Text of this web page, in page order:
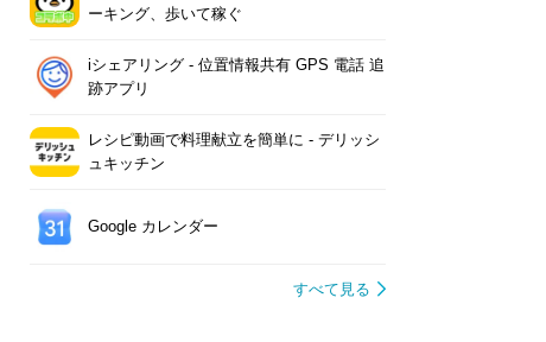
ーキング、歩いて稼ぐ
iシェアリング - 位置情報共有 GPS 電話 追
跡アプリ
レシピ動画で料理献立を簡単‪に - デリッシ
ュキッチン
Google カレンダー
すべて見る